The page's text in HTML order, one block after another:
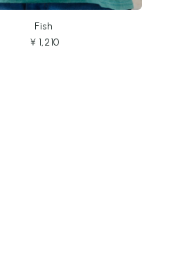
Fish
￥1,210